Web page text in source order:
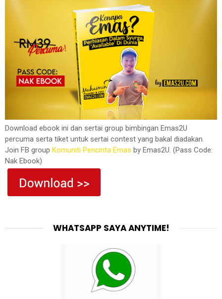
Download ebook ini dan sertai group bimbingan Emas2U
percuma serta tiket untuk sertai contest yang bakal diadakan.
Join FB group Komuniti Pencinta Emas by Emas2U. (Pass Code:
Nak Ebook)
WHATSAPP SAYA ANYTIME!